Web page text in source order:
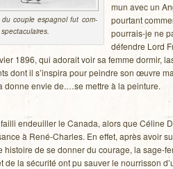
couple espa­gnol fut com­
mun avec un
pour­tant
pourrais-je ne
défendre Lord
1896, qui ado­rait voir sa femme dor­mir,
dont il s’inspira pour peindre son œuvre
donne envie de.…se mettre à la peinture.
endeuiller le Canada, alors que Céline
à René-Charles. En effet, après avoir
his­toire de se don­ner du cou­rage, la sage-
de la sécu­rité ont pu sau­ver le nour­ris­son